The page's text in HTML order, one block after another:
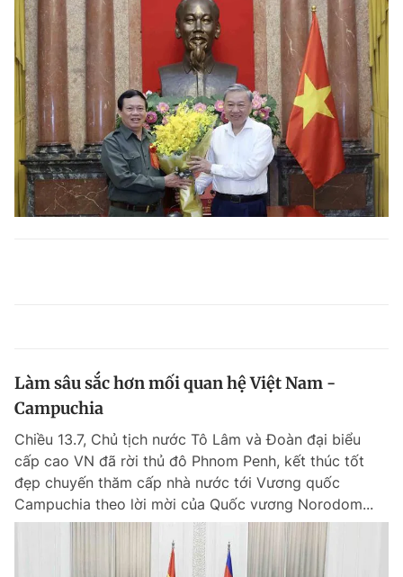
Làm sâu sắc hơn mối quan hệ Việt Nam -
Campuchia
Chiều 13.7, Chủ tịch nước Tô Lâm và Đoàn đại biểu
cấp cao VN đã rời thủ đô Phnom Penh, kết thúc tốt
đẹp chuyến thăm cấp nhà nước tới Vương quốc
Campuchia theo lời mời của Quốc vương Norodom...